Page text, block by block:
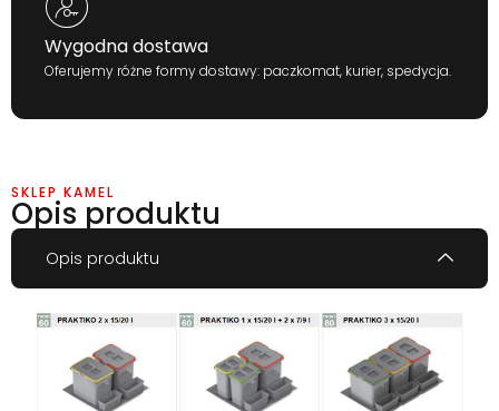
Wygodna dostawa
Oferujemy różne formy dostawy: paczkomat, kurier, spedycja.
SKLEP KAMEL
Opis produktu
Opis produktu